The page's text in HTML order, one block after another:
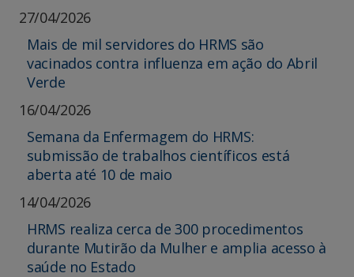
27/04/2026
Mais de mil servidores do HRMS são
vacinados contra influenza em ação do Abril
Verde
16/04/2026
Semana da Enfermagem do HRMS:
submissão de trabalhos científicos está
aberta até 10 de maio
14/04/2026
HRMS realiza cerca de 300 procedimentos
durante Mutirão da Mulher e amplia acesso à
saúde no Estado